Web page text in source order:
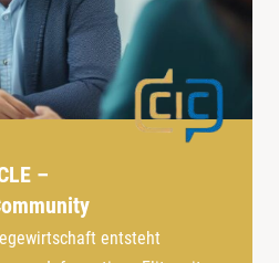
–
entsteht